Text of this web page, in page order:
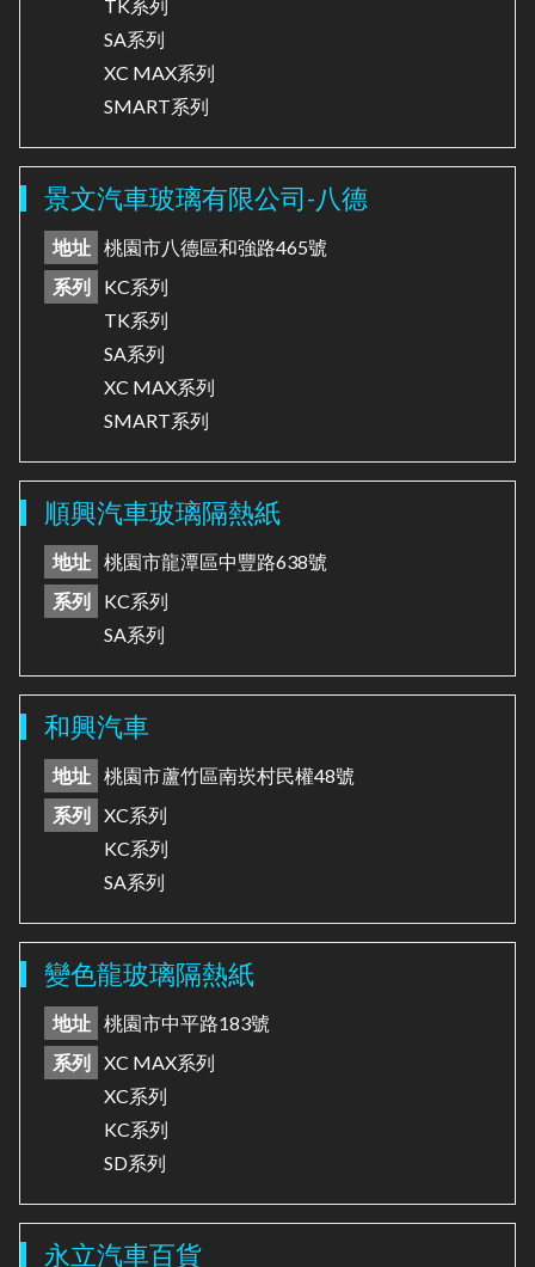
TK系列
SA系列
XC MAX系列
SMART系列
景文汽車玻璃有限公司-八德
地址
桃園市八德區和強路465號
系列
KC系列
TK系列
SA系列
XC MAX系列
SMART系列
順興汽車玻璃隔熱紙
地址
桃園市龍潭區中豐路638號
系列
KC系列
SA系列
和興汽車
地址
桃園市蘆竹區南崁村民權48號
系列
XC系列
KC系列
SA系列
變色龍玻璃隔熱紙
地址
桃園市中平路183號
系列
XC MAX系列
XC系列
KC系列
SD系列
永立汽車百貨